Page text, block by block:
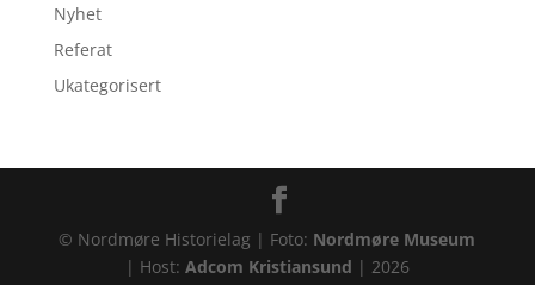
Nyhet
Referat
Ukategorisert
© Nordmøre Historielag | Foto: Nordmøre Museum
| Host: Adcom Kristiansund | 2026